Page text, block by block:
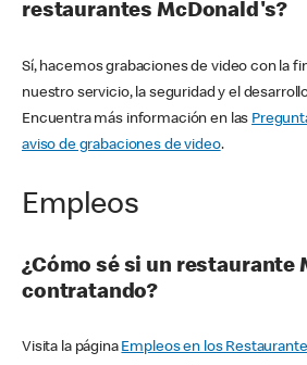
restaurantes McDonald's?
Sí, hacemos grabaciones de video con la
nuestro servicio, la seguridad y el
Encuentra más información en las
aviso de grabaciones de video.
Empleos
¿Cómo sé si un restaurante
contratando?
Visita la página Empleos en los